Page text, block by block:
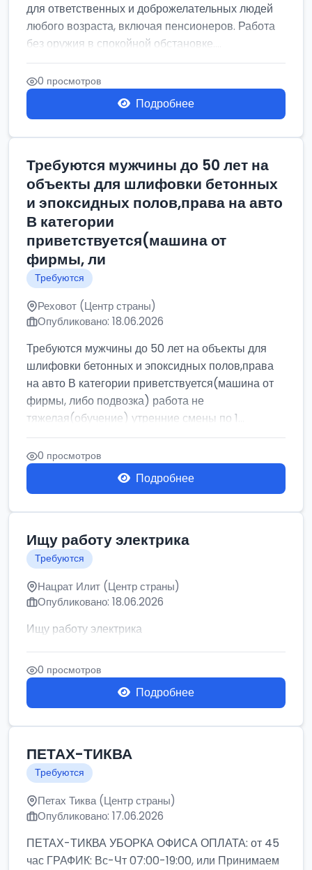
для ответственных и доброжелательных людей
любого возраста, включая пенсионеров. Работа
без оружия в спокойной обстановке....
0 просмотров
Подробнее
Требуются мужчины до 50 лет на
объекты для шлифовки бетонных
и эпоксидных полов,права на авто
В категории
приветствуется(машина от
фирмы, ли
Требуются
Реховот (Центр страны)
Опубликовано: 18.06.2026
Требуются мужчины до 50 лет на объекты для
шлифовки бетонных и эпоксидных полов,права
на авто В категории приветствуется(машина от
фирмы, либо подвозка) работа не
тяжелая(обучение) утренние смены по 1...
0 просмотров
Подробнее
Ищу работу электрика
Требуются
Нацрат Илит (Центр страны)
Опубликовано: 18.06.2026
Ищу работу электрика
0 просмотров
Подробнее
ПЕТАХ-ТИКВА
Требуются
Петах Тиква (Центр страны)
Опубликовано: 17.06.2026
ПЕТАХ-ТИКВА УБОРКА ОФИСА ОПЛАТА: от 45
час ГРАФИК: Вс-Чт 07:00-19:00, или Принимаем